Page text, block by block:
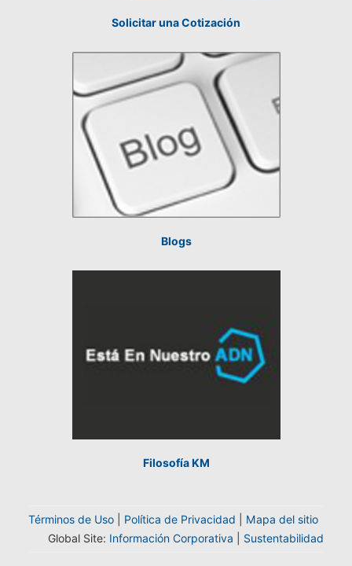
Solicitar una Cotización
Blogs
Filosofía KM
Términos de Uso Política de Privacidad
Mapa del sitio
Global Site: Información Corporativa Sustentabilidad